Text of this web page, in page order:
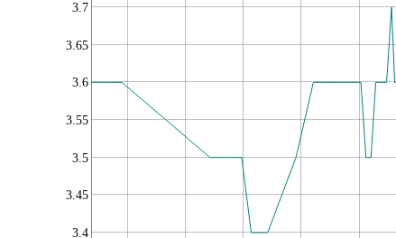
3.4
3.45
3.5
3.55
3.6
3.65
3.7